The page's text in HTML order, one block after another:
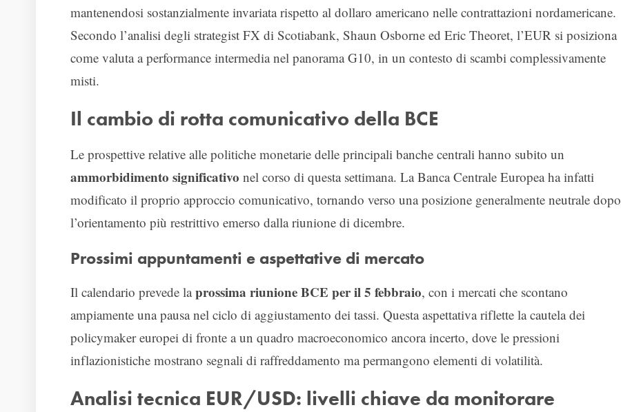
mantenendosi sostanzialmente invariata rispetto al dollaro americano nelle contrattazioni nordamericane.
Secondo l’analisi degli strategist FX di Scotiabank, Shaun Osborne ed Eric Theoret, l’EUR si posiziona
come valuta a performance intermedia nel panorama G10, in un contesto di scambi complessivamente
misti.
Il cambio di rotta comunicativo della BCE
Le prospettive relative alle politiche monetarie delle principali banche centrali hanno subito un
ammorbidimento significativo nel corso di questa settimana. La Banca Centrale Europea ha infatti
modificato il proprio approccio comunicativo, tornando verso una posizione generalmente neutrale dopo
l’orientamento più restrittivo emerso dalla riunione di dicembre.
Prossimi appuntamenti e aspettative di mercato
Il calendario prevede laprossima riunione BCE per il 5 febbraio, con i mercati che scontano
ampiamente una pausa nel ciclo di aggiustamento dei tassi. Questa aspettativa riflette la cautela dei
policymaker europei di fronte a un quadro macroeconomico ancora incerto, dove le pressioni
inflazionistiche mostrano segnali di raffreddamento ma permangono elementi di volatilità.
Analisi tecnica EUR/USD: livelli chiave da monitorare